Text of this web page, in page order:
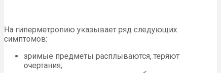
На гиперметропию указывает ряд следующих
симптомов:
зримые предметы расплываются, теряют
очертания;